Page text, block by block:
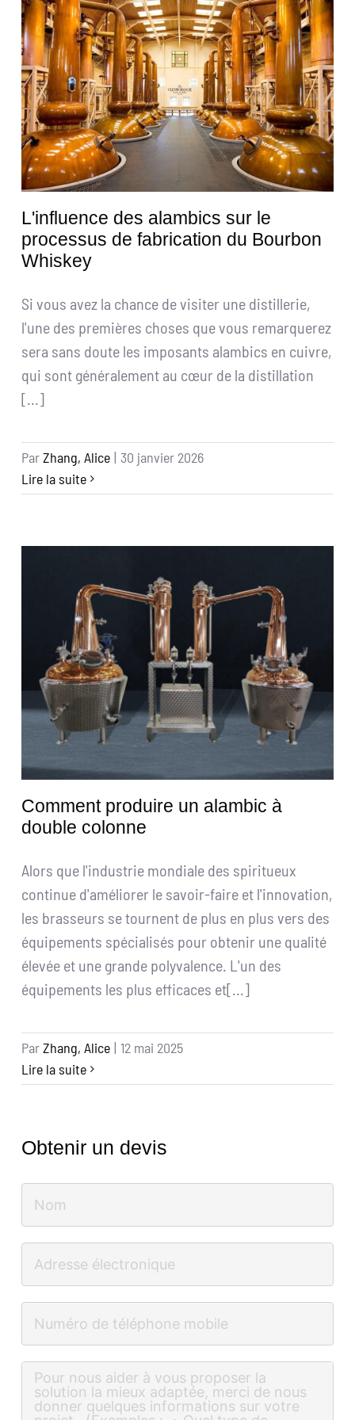
Obtenir un devis
Recherche
de
:
Français
L'influence des alambics sur le
processus de fabrication du Bourbon
Whiskey
Si vous avez la chance de visiter une distillerie,
l'une des premières choses que vous remarquerez
sera sans doute les imposants alambics en cuivre,
qui sont généralement au cœur de la distillation
[...]
ParZhang, Alice | 30 janvier 2026
Lire la suite
Comment produire un alambic à
double colonne
Alors que l'industrie mondiale des spiritueux
continue d'améliorer le savoir-faire et l'innovation,
les brasseurs se tournent de plus en plus vers des
équipements spécialisés pour obtenir une qualité
élevée et une grande polyvalence. L'un des
équipements les plus efficaces et[...]
ParZhang, Alice | 12 mai 2025
Lire la suite
Obtenir un devis